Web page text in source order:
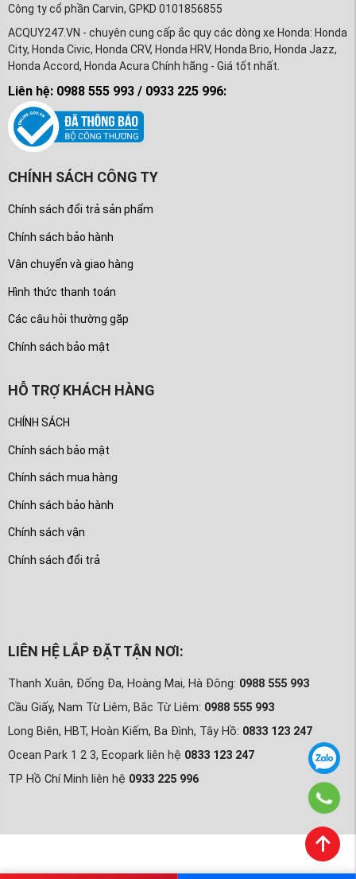
Công ty cổ phần Carvin, GPKD 0101856855
ACQUY247.VN - chuyên cung cấp ắc quy các dòng xe Honda: Honda
City, Honda Civic, Honda CRV, Honda HRV, Honda Brio, Honda Jazz,
Honda Accord, Honda Acura Chính hãng - Giá tốt nhất.
Liên hệ: 0988 555 993 / 0933 225 996:
CHÍNH SÁCH CÔNG TY
Chính sách đổi trả sản phẩm
Chính sách bảo hành
Vận chuyển và giao hàng
Hình thức thanh toán
Các câu hỏi thường gặp
Chính sách bảo mật
HỖ TRỢ KHÁCH HÀNG
CHÍNH SÁCH
Chính sách bảo mật
Chính sách mua hàng
Chính sách bảo hành
Chính sách vận
Chính sách đổi trả
LIÊN HỆ LẮP ĐẶT TẬN NƠI:
Thanh Xuân, Đống Đa, Hoàng Mai, Hà Đông: 0988 555 993
Cầu Giấy, Nam Từ Liêm, Bắc Từ Liêm: 0988 555 993
Long Biên, HBT, Hoàn Kiếm, Ba Đình, Tây Hồ: 0833 123 247
Ocean Park 1 2 3, Ecopark liên hệ 0833 123 247
TP Hồ Chí Minh liên hệ 0933 225 996